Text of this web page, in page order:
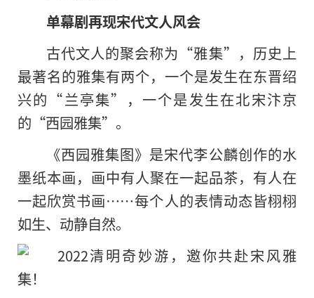
单幕剧再现宋代文人风会
古代文人的聚会称为“雅集”，历史上
最著名的雅集有两个，一个是发生在东晋绍
兴的“兰亭集”，一个是发生在北宋汴京
的“西园雅集”。
《西园雅集图》是宋代李公麟创作的水
墨纸本画，画中有人聚在一起品茶，有人在
一起欣赏书画……每个人的表情动态皆栩栩
如生、动静自然。